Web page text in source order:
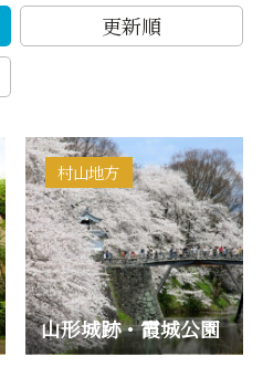
更新順
山形城跡・霞城公園
村山地方